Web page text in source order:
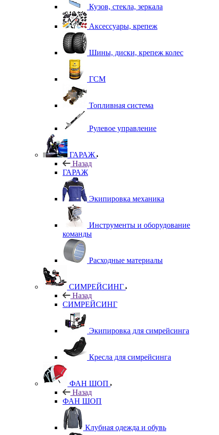
Кузов, стекла, зеркала
Аксессуары, крепеж
Шины, диски, крепеж колес
ГСМ
Топливная система
Рулевое управление
ГАРАЖ
Назад
ГАРАЖ
Экипировка механика
Инструменты и оборудование
команды
Расходные материалы
СИМРЕЙСИНГ
Назад
СИМРЕЙСИНГ
Экипировка для симрейсинга
Кресла для симрейсинга
ФАН ШОП
Назад
ФАН ШОП
Клубная одежда и обувь